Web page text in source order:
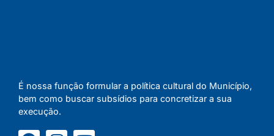
É nossa função formular a política cultural do Município,
bem como buscar subsídios para concretizar a sua
execução.